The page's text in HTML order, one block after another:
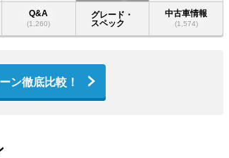
Q&A
(1,260)
グレード・
スペック
中古車情報
(1,574)
ン徹底比較！